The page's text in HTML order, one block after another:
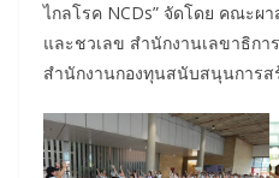
ไกลโรค NCDs” จัดโดย คณะผ
และชวเลข สำนักงานเลขาธิก
สำนักงานกองทุนสนับสนุนการส